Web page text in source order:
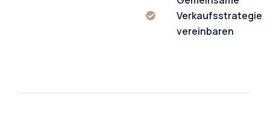
Verkaufsstrategie
vereinbaren